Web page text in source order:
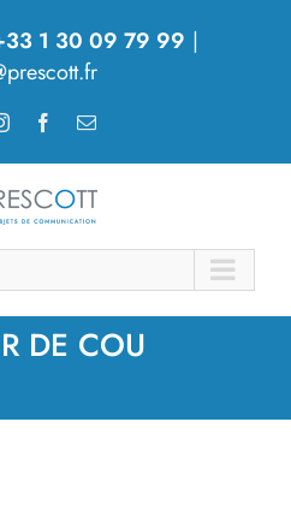
1 30 09 79 99 |
InstagramFacebook
Email
DE COU